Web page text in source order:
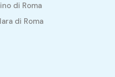
di Roma
di Roma